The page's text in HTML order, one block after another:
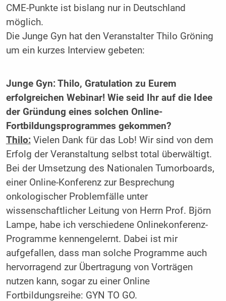
CME-Punkte ist bislang nur in Deutschland
möglich.
Die Junge Gyn hat den Veranstalter Thilo Gröning
um ein kurzes Interview gebeten:
Junge Gyn: Thilo, Gratulation zu Eurem
erfolgreichen Webinar! Wie seid Ihr auf die Idee
der Gründung eines solchen Online-
Fortbildungsprogrammes gekommen?
Thilo:Vielen Dank für das Lob! Wir sind von dem
Erfolg der Veranstaltung selbst total überwältigt.
Bei der Umsetzung des Nationalen Tumorboards,
einer Online-Konferenz zur Besprechung
onkologischer Problemfälle unter
wissenschaftlicher Leitung von Herrn Prof. Björn
Lampe, habe ich verschiedene Onlinekonferenz-
Programme kennengelernt. Dabei ist mir
aufgefallen, dass man solche Programme auch
hervorragend zur Übertragung von Vorträgen
nutzen kann, sogar zu einer Online
Fortbildungsreihe: GYN TO GO.